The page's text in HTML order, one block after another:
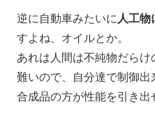
逆に自動車みたいに 人工物
すよね、オイルとか。
あれは人間は不純物だら
難いので、自分達で制御
合成品の方が性能を引き出